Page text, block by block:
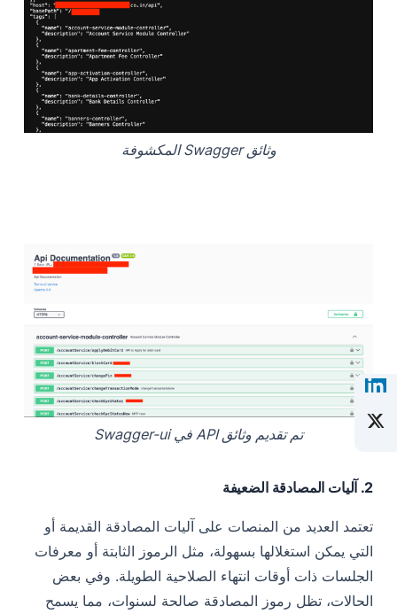
وثائق Swagger المكشوفة
تم تقديم وثائق API في Swagger-ui
2. آليات المصادقة الضعيفة
تعتمد العديد من المنصات على آليات المصادقة القديمة أو
التي يمكن استغلالها بسهولة، مثل الرموز الثابتة أو معرفات
الجلسات ذات أوقات انتهاء الصلاحية الطويلة. وفي بعض
الحالات، تظل رموز المصادقة صالحة لسنوات، مما يسمح